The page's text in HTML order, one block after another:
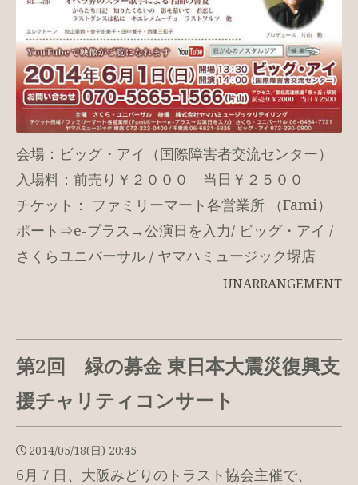
会場：ビッグ・アイ（国際障害者交流センター）
入場料：前売り￥２０００ 当日￥２５００
チケット： ファミリーマート各営業所 （Fami）
ポート⇒e-プラス→公演日を入力/ ビッグ・アイ /
さくらユニバーサル / ヤマハミュージック堺店
UNARRANGEMENT
第2回 緑の募金 東日本大震災復興支
援チャリティコンサート
2014/05/18(日) 20:45
6月７日、大阪みどりのトラスト協会主催で、